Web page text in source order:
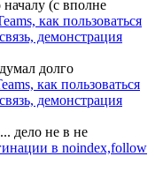
(с вполне
как пользоваться
демонстрация
долго
как пользоваться
демонстрация
дело не в не
в noindex,follow